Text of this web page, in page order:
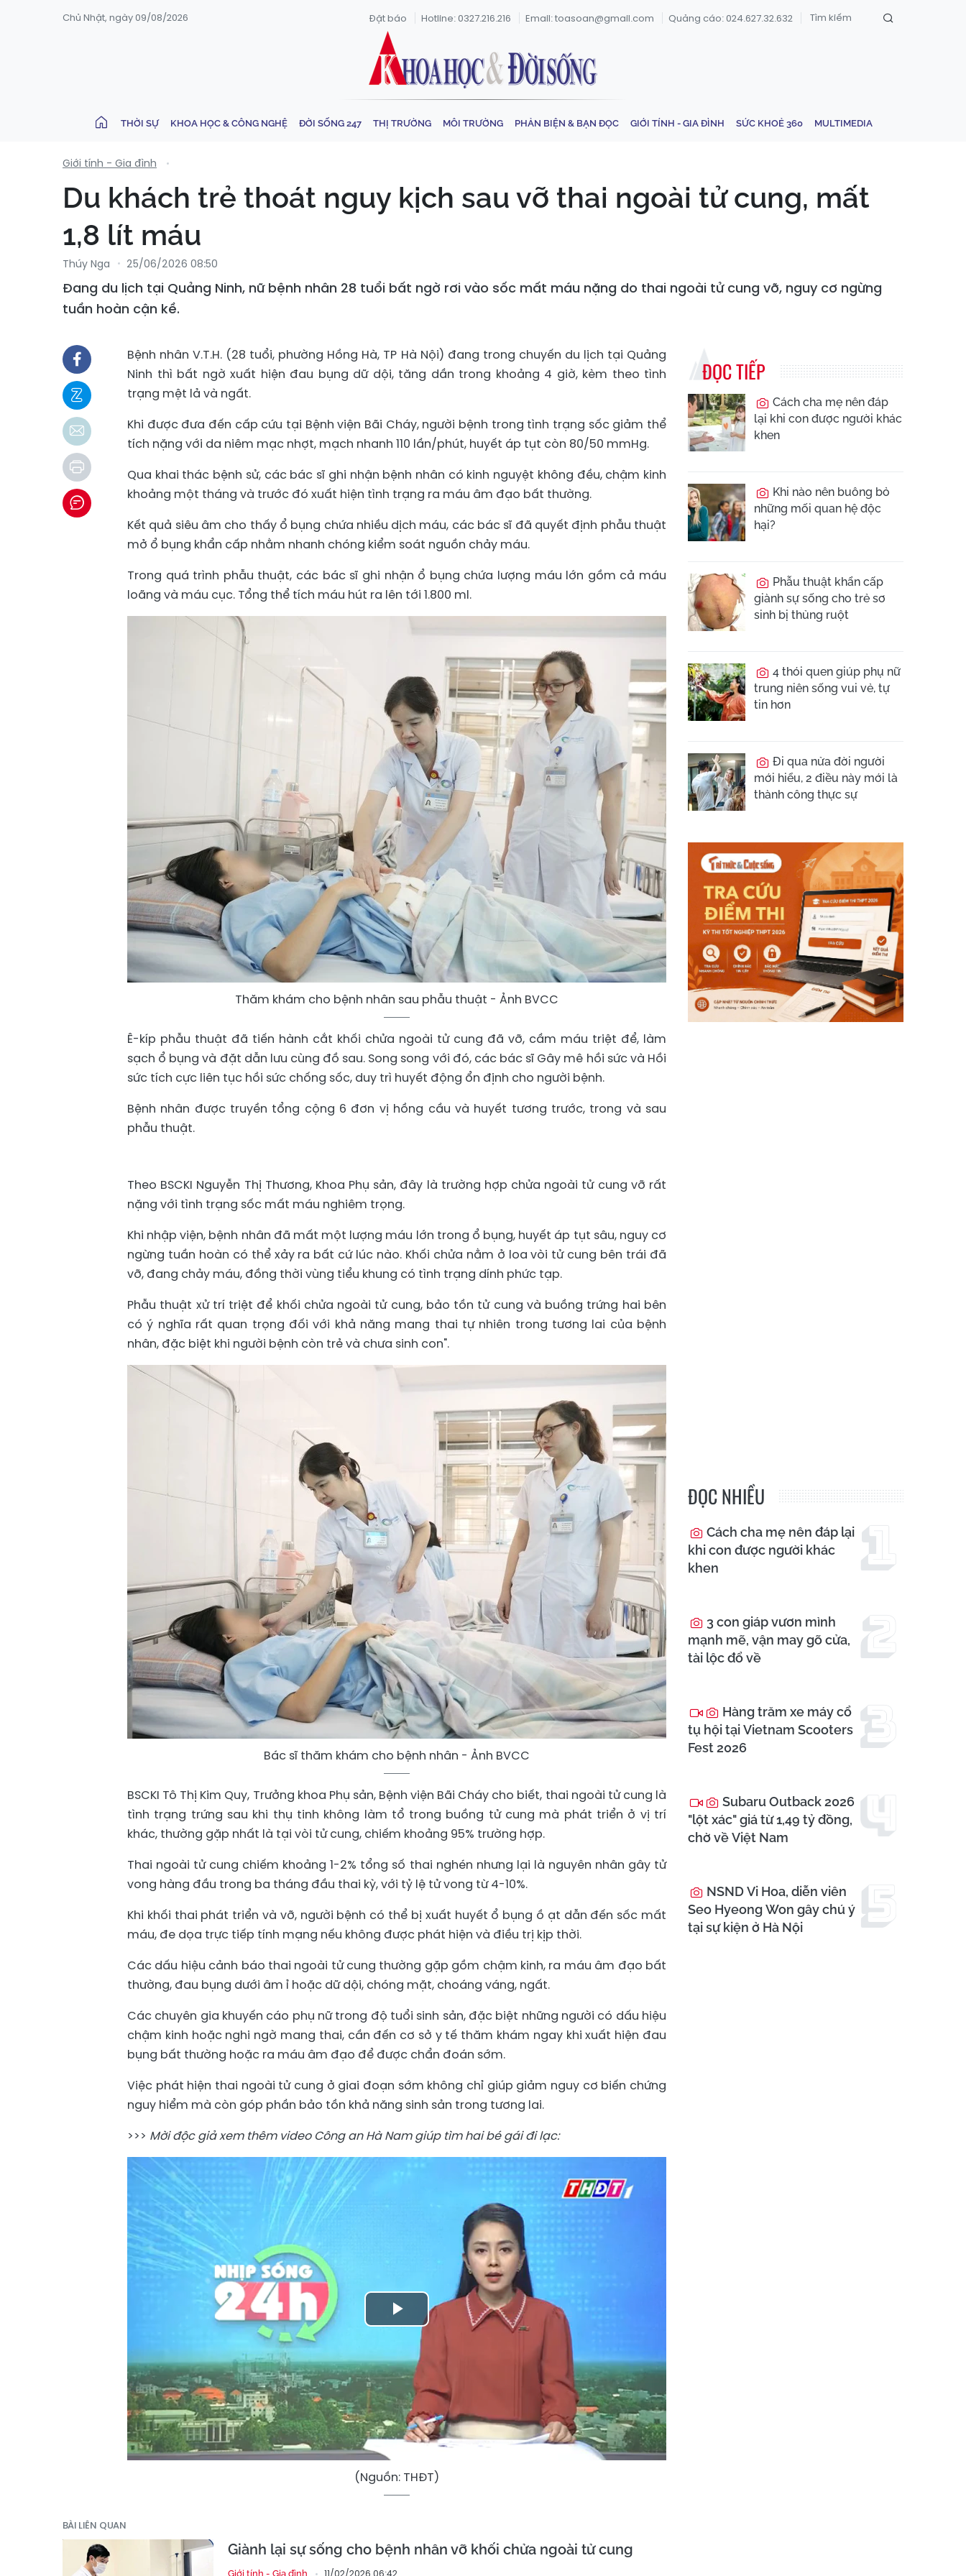
Chủ Nhật, ngày 09/08/2026 Đặt báo Hotline: 0327.216.216 Email: toasoan@gmail.com Quảng cáo: 024.627.32.632
THỜI SỰ KHOA HỌC & CÔNG NGHỆ ĐỜI SỐNG 247 THỊ TRƯỜNG MÔI TRƯỜNG PHẢN BIỆN & BẠN ĐỌC GIỚI TÍNH - GIA ĐÌNH SỨC KHOẺ 360 MULTIMEDIA
Giới tính - Gia đình
Du khách trẻ thoát nguy kịch sau vỡ thai ngoài tử cung, mất
1,8 lít máu
Thúy Nga 25/06/2026 08:50
Đang du lịch tại Quảng Ninh, nữ bệnh nhân 28 tuổi bất ngờ rơi vào sốc mất máu nặng do thai ngoài tử cung vỡ, nguy cơ ngừng
tuần hoàn cận kề.
Bệnh nhân V.T.H. (28 tuổi, phường Hồng Hà, TP Hà Nội) đang trong chuyến du lịch tại Quảng
Ninh thì bất ngờ xuất hiện đau bụng dữ dội, tăng dần trong khoảng 4 giờ, kèm theo tình
trạng mệt lả và ngất.
Khi được đưa đến cấp cứu tại Bệnh viện Bãi Cháy, người bệnh trong tình trạng sốc giảm thể
tích nặng với da niêm mạc nhợt, mạch nhanh 110 lần/phút, huyết áp tụt còn 80/50 mmHg.
Qua khai thác bệnh sử, các bác sĩ ghi nhận bệnh nhân có kinh nguyệt không đều, chậm kinh
khoảng một tháng và trước đó xuất hiện tình trạng ra máu âm đạo bất thường.
Kết quả siêu âm cho thấy ổ bụng chứa nhiều dịch máu, các bác sĩ đã quyết định phẫu thuật
mở ổ bụng khẩn cấp nhằm nhanh chóng kiểm soát nguồn chảy máu.
Trong quá trình phẫu thuật, các bác sĩ ghi nhận ổ bụng chứa lượng máu lớn gồm cả máu
loãng và máu cục. Tổng thể tích máu hút ra lên tới 1.800 ml.
Thăm khám cho bệnh nhân sau phẫu thuật - Ảnh BVCC
Ê-kíp phẫu thuật đã tiến hành cắt khối chửa ngoài tử cung đã vỡ, cầm máu triệt để, làm
sạch ổ bụng và đặt dẫn lưu cùng đồ sau. Song song với đó, các bác sĩ Gây mê hồi sức và Hồi
sức tích cực liên tục hồi sức chống sốc, duy trì huyết động ổn định cho người bệnh.
Bệnh nhân được truyền tổng cộng 6 đơn vị hồng cầu và huyết tương trước, trong và sau
phẫu thuật.
Theo BSCKI Nguyễn Thị Thương, Khoa Phụ sản, đây là trường hợp chửa ngoài tử cung vỡ rất
nặng với tình trạng sốc mất máu nghiêm trọng.
Khi nhập viện, bệnh nhân đã mất một lượng máu lớn trong ổ bụng, huyết áp tụt sâu, nguy cơ
ngừng tuần hoàn có thể xảy ra bất cứ lúc nào. Khối chửa nằm ở loa vòi tử cung bên trái đã
vỡ, đang chảy máu, đồng thời vùng tiểu khung có tình trạng dính phức tạp.
Phẫu thuật xử trí triệt để khối chửa ngoài tử cung, bảo tồn tử cung và buồng trứng hai bên
có ý nghĩa rất quan trọng đối với khả năng mang thai tự nhiên trong tương lai của bệnh
nhân, đặc biệt khi người bệnh còn trẻ và chưa sinh con".
Bác sĩ thăm khám cho bệnh nhân - Ảnh BVCC
BSCKI Tô Thị Kim Quy, Trưởng khoa Phụ sản, Bệnh viện Bãi Cháy cho biết, thai ngoài tử cung là
tình trạng trứng sau khi thụ tinh không làm tổ trong buồng tử cung mà phát triển ở vị trí
khác, thường gặp nhất là tại vòi tử cung, chiếm khoảng 95% trường hợp.
Thai ngoài tử cung chiếm khoảng 1-2% tổng số thai nghén nhưng lại là nguyên nhân gây tử
vong hàng đầu trong ba tháng đầu thai kỳ, với tỷ lệ tử vong từ 4-10%.
Khi khối thai phát triển và vỡ, người bệnh có thể bị xuất huyết ổ bụng ồ ạt dẫn đến sốc mất
máu, đe dọa trực tiếp tính mạng nếu không được phát hiện và điều trị kịp thời.
Các dấu hiệu cảnh báo thai ngoài tử cung thường gặp gồm chậm kinh, ra máu âm đạo bất
thường, đau bụng dưới âm ỉ hoặc dữ dội, chóng mặt, choáng váng, ngất.
Các chuyên gia khuyến cáo phụ nữ trong độ tuổi sinh sản, đặc biệt những người có dấu hiệu
chậm kinh hoặc nghi ngờ mang thai, cần đến cơ sở y tế thăm khám ngay khi xuất hiện đau
bụng bất thường hoặc ra máu âm đạo để được chẩn đoán sớm.
Việc phát hiện thai ngoài tử cung ở giai đoạn sớm không chỉ giúp giảm nguy cơ biến chứng
nguy hiểm mà còn góp phần bảo tồn khả năng sinh sản trong tương lai.
>>> Mời độc giả xem thêm video Công an Hà Nam giúp tìm hai bé gái đi lạc:
Play
Video
(Nguồn: THĐT)
BÀI LIÊN QUAN
Giành lại sự sống cho bệnh nhân vỡ khối chửa ngoài tử cung
Giới tính - Gia đình 11/02/2026 06:42
ĐỌC TIẾP
Cách cha mẹ nên đáp
lại khi con được người khác
khen
Khi nào nên buông bỏ
những mối quan hệ độc
hại?
Phẫu thuật khẩn cấp
giành sự sống cho trẻ sơ
sinh bị thủng ruột
4 thói quen giúp phụ nữ
trung niên sống vui vẻ, tự
tin hơn
Đi qua nửa đời người
mới hiểu, 2 điều này mới là
thành công thực sự
ĐỌC NHIỀU
Cách cha mẹ nên đáp lại
khi con được người khác
khen
3 con giáp vươn mình
mạnh mẽ, vận may gõ cửa,
tài lộc đổ về
Hàng trăm xe máy cổ
tụ hội tại Vietnam Scooters
Fest 2026
Subaru Outback 2026
"lột xác" giá từ 1,49 tỷ đồng,
chờ về Việt Nam
NSND Vi Hoa, diễn viên
Seo Hyeong Won gây chú ý
tại sự kiện ở Hà Nội